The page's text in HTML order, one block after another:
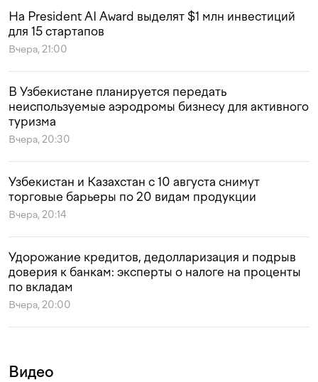
На President AI Award выделят $1 млн инвестиций
для 15 стартапов
Вчера, 21:00
В Узбекистане планируется передать
неиспользуемые аэродромы бизнесу для активного
туризма
Вчера, 20:30
Узбекистан и Казахстан с 10 августа снимут
торговые барьеры по 20 видам продукции
Вчера, 20:14
Удорожание кредитов, дедолларизация и подрыв
доверия к банкам: эксперты о налоге на проценты
по вкладам
Вчера, 20:00
Видео